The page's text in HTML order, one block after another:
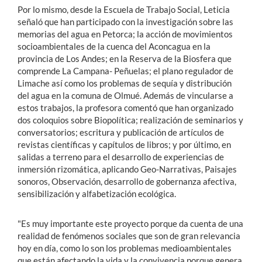
Por lo mismo, desde la Escuela de Trabajo Social, Leticia
señaló que han participado con la investigación sobre las
memorias del agua en Petorca; la acción de movimientos
socioambientales de la cuenca del Aconcagua en la
provincia de Los Andes; en la Reserva de la Biosfera que
comprende La Campana- Peñuelas; el plano regulador de
Limache así como los problemas de sequía y distribución
del agua en la comuna de Olmué. Además de vincularse a
estos trabajos, la profesora comentó que han organizado
dos coloquios sobre Biopolítica; realización de seminarios y
conversatorios; escritura y publicación de artículos de
revistas científicas y capítulos de libros; y por último, en
salidas a terreno para el desarrollo de experiencias de
inmersión rizomática, aplicando Geo-Narrativas, Paisajes
sonoros, Observación, desarrollo de gobernanza afectiva,
sensibilización y alfabetización ecológica.
"Es muy importante este proyecto porque da cuenta de una
realidad de fenómenos sociales que son de gran relevancia
hoy en día, como lo son los problemas medioambientales